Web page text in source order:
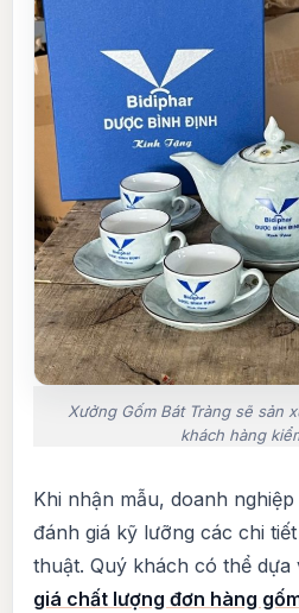
Xưởng Gốm Bát Tràng sẽ sản
khách hàng
Khi nhận mẫu, doanh
đánh giá kỹ lưỡng các chi
thuật. Quý khách có thể dựa
giá chất lượng đơn hàng